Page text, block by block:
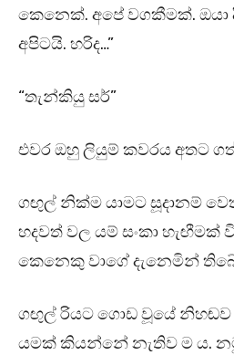
කෙනෙක්. අපේ වගකීමක්.
අපිටයි. හරිද…”
“තැන්කියු සර්”
එවර ඔහු ලියුම් කවරය අතට
ගඟුල් නික්ම යාමට සූදානම්
හදවත් වල යම් සංකා හැඟීමක්
කෙනෙකු වාගේ දැනෙමින්
ගඟුල් රියට ගොඩ වූයේ නිහඬව
යමක් කියන්නේ නැතිව ම ය.